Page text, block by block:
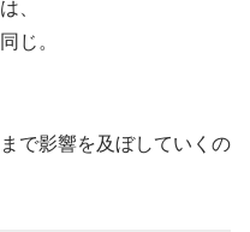
、
じ。
で影響を及ぼしていくの